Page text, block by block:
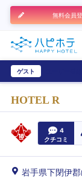
無料会員
ゲスト
HOTEL R
4
クチコミ
岩手県下閉伊